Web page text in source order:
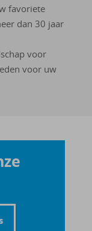
favoriete
dan 30 jaar
voor
voor uw